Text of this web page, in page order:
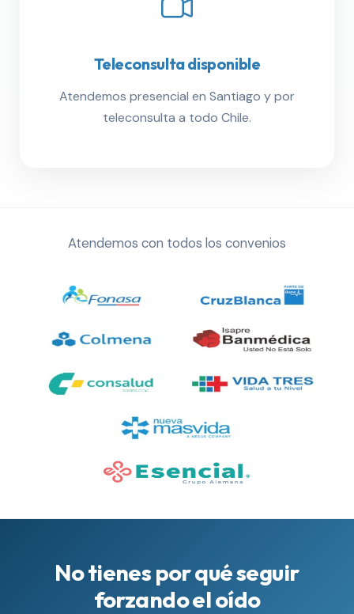
Teleconsulta disponible
Atendemos presencial en Santiago y por
teleconsulta a todo Chile.
Atendemos con todos los convenios
No tienes por qué seguir
forzando el oído